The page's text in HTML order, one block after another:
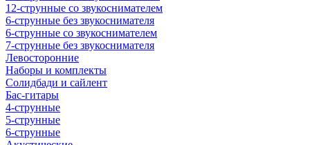
12-струнные со звукоснимателем
6-струнные без звукоснимателя
6-струнные со звукоснимателем
7-струнные без звукоснимателя
Левосторонние
Наборы и комплекты
Солидбади и сайлент
Бас-гитары
4-струнные
5-струнные
6-струнные